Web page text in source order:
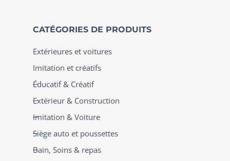
CATÉGORIES DE PRODUITS
Extérieures et voitures
Imitation et créatifs
Éducatif & Créatif
Extérieur & Construction
Imitation & Voiture
Siège auto et poussettes
Bain, Soins & repas